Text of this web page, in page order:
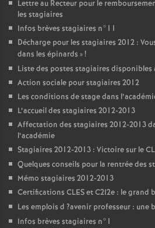
Lettre au Recteur pour le
les stagiaires
Infos brèves stagiaires n°11
Décharge pour les stagiaires 2012 :
dans les épinards »!
Liste des postes stagiaires disponibles
Action sociale pour stagiaires 2012
Les conditions de stage dans
L’accueil des stagiaires 2012-2013
Affectation des stagiaires 2012-2013
l’académie
Stagiaires 2012-2013 : Victoire sur le
Quelques conseils pour la rentrée des
Mémo stagiaires 2012-2013
Certifications CLESet C2I2e : le grand
Les emplois d ?avenir professeur : une
Infos brèves stagiaires n°1